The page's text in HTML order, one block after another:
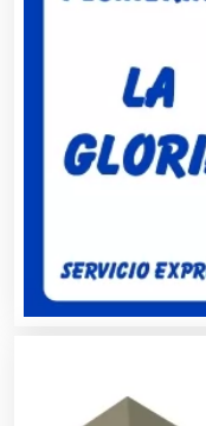
Artículos
Artículos
Artículos